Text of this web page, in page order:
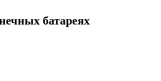
батареях